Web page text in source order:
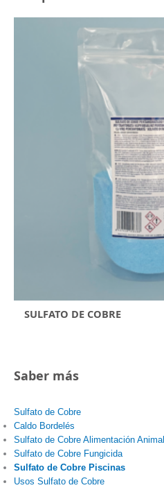
SULFATO DE COBRE
Saber más
Sulfato de Cobre
Caldo Bordelés
Sulfato de Cobre Alimentación Animal
Sulfato de Cobre Fungicida
Sulfato de Cobre Piscinas
Usos Sulfato de Cobre